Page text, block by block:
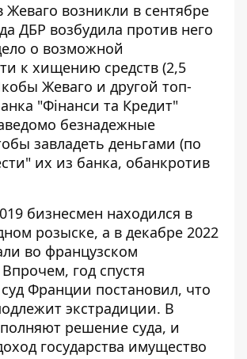
Жеваго возникли в сентябре
ДБР возбудила против него
о возможной
к хищению средств (2,5
Жеваго и другой топ-
"Фінанси та Кредит"
безнадежные
завладеть деньгами (по
их из банка, обанкротив
бизнесмен находился в
розыске, а в декабре 2022
во французском
год спустя
Франции постановил, что
экстрадиции. В
решение суда, и
государства имущество